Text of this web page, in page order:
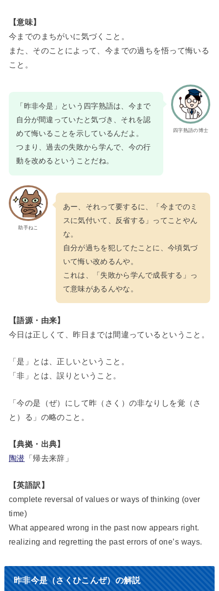
【意味】
今までのまちがいに気づくこと。
また、そのことによって、今までの過ちを悟って悔いる
こと。
四字熟語の博士
「昨非今是」という四字熟語は、今まで
自分が間違っていたと気づき、それを認
めて悔いることを示しているんだよ。
つまり、過去の失敗から学んで、今の行
動を改めるということだね。
助手ねこ
あー、それって要するに、「今までのミ
スに気付いて、反省する」ってことやん
な。
自分が過ちを犯してたことに、今頃気づ
いて悔い改めるんや。
これは、「失敗から学んで成長する」っ
て意味があるんやな。
【語源・由来】
今日は正しくて、昨日までは間違っているということ。
「是」とは、正しいということ。
「非」とは、誤りということ。
「今の是（ぜ）にして昨（さく）の非なりしを覚（さ
と）る」の略のこと。
【典拠・出典】
陶潜 「帰去来辞」
【英語訳】
complete reversal of values or ways of thinking (over
time)
What appeared wrong in the past now appears right.
realizing and regretting the past errors of one’s ways.
昨非今是（さくひこんぜ）の解説